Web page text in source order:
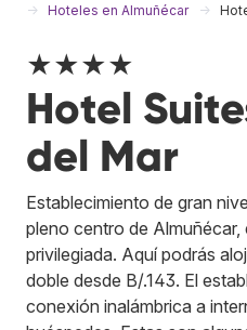
Hoteles en Almuñécar
★★★★
Hotel
del Mar
Establecimiento de gran
pleno centro de Almuñécar,
privilegiada. Aquí podrás
doble desde B/.143. El
conexión inalámbrica a